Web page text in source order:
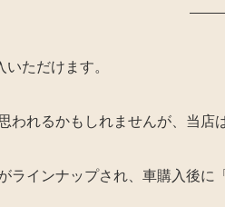
ただけます。
われるかもしれませんが、当
ラインナップされ、車購入後